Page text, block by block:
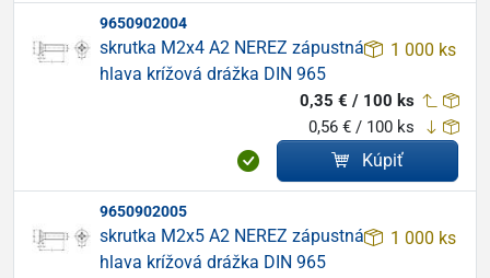
9650902004
skrutka M2x4 A2 NEREZ zápustná
hlava krížová drážka DIN 965
1 000 ks
0,35 € / 100 ks
0,56 € / 100 ks
Kúpiť
9650902005
skrutka M2x5 A2 NEREZ zápustná
hlava krížová drážka DIN 965
1 000 ks